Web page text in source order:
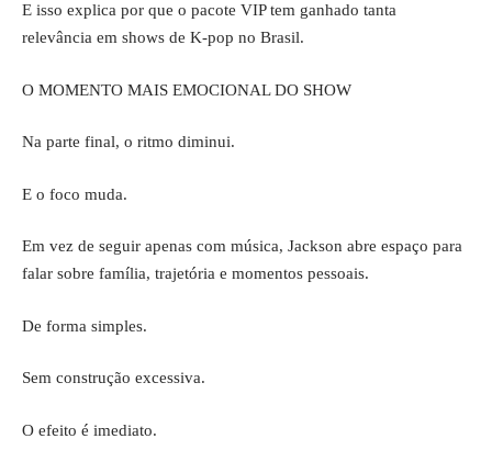
E isso explica por que o pacote VIP tem ganhado tanta
relevância em shows de K-pop no Brasil.
O MOMENTO MAIS EMOCIONAL DO SHOW
Na parte final, o ritmo diminui.
E o foco muda.
Em vez de seguir apenas com música, Jackson abre espaço para
falar sobre família, trajetória e momentos pessoais.
De forma simples.
Sem construção excessiva.
O efeito é imediato.